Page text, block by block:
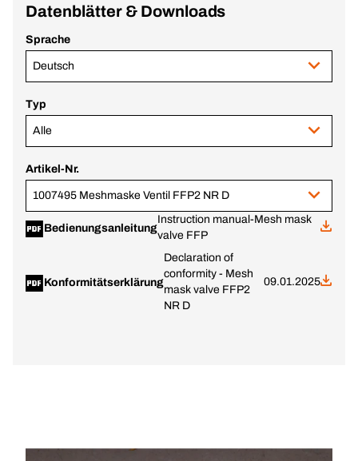
Datenblätter & Downloads
Sprache
Deutsch
Typ
Alle
Artikel-Nr.
1007495 Meshmaske Ventil FFP2 NR D
Bedienungsanleitung
Instruction manual-Mesh mask
valve FFP
Konformitätserklärung
Declaration of
conformity - Mesh
mask valve FFP2
NR D
09.01.2025